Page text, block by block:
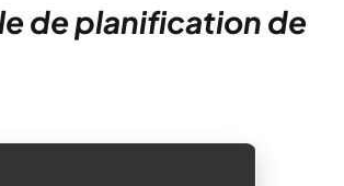
de planification de